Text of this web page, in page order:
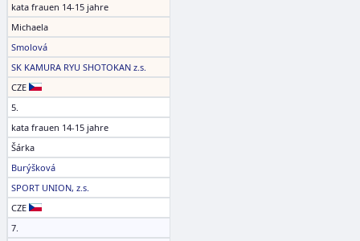
kata frauen 14-15 jahre
Michaela
Smolová
SK KAMURA RYU SHOTOKAN z.s.
CZE
5.
kata frauen 14-15 jahre
Šárka
Burýšková
SPORT UNION, z.s.
CZE
7.